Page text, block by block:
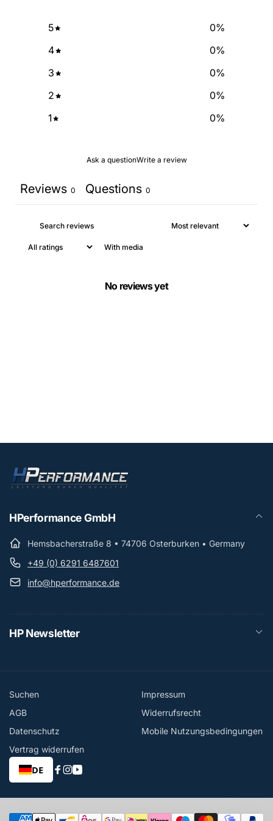
5 0%
4
0%
3
0%
2
0%
1
0%
Ask a questionWrite a review
Reviews 0 Questions 0
With media
No reviews yet
HPerformance GmbH
Hemsbacherstraße 8 • 74706 Osterburken • Germany
+49 (0) 6291 6487601
info@hperformance.de
HP Newsletter
Suchen
Impressum
AGB
Widerrufsrecht
Datenschutz
Mobile Nutzungsbedingungen
Vertrag widerrufen
DE
Facebook
Instagram
YouTube